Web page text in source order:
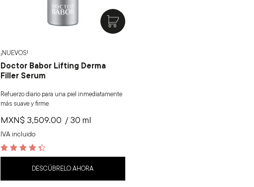
¡NUEVOS!
Doctor Babor Lifting Derma
Filler Serum
Refuerzo diario para una piel inmediatamente
más suave y firme.
MXN$ 3,509.00
IVA incluido
/ 30 ml
4.5
DESCÚBRELO AHORA